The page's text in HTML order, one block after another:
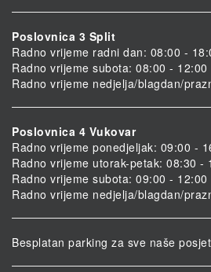
Poslovnica 3 Split
Radno vrijeme radni dan: 08:00 -
Radno vrijeme subota: 08:00 - 12:00
Radno vrijeme nedjelja/blagdan/
Poslovnica 4 Vukovar
Radno vrijeme ponedjeljak: 09:00 -
Radno vrijeme utorak-petak: 08:30 -
Radno vrijeme subota: 09:00 - 12:00
Radno vrijeme nedjelja/blagdan/
Besplatan parking za sve naše